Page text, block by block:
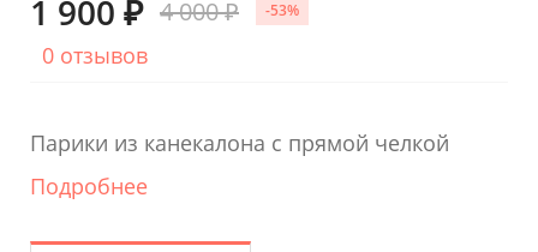
1 900 ₽ 4 000 ₽ -53%
0 отзывов
Парики из канекалона с прямой челкой
Подробнее